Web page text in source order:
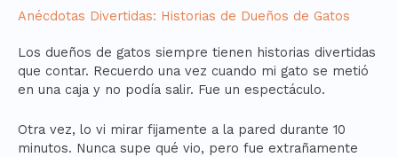
Anécdotas Divertidas: Historias de Dueños de Gatos
Los dueños de gatos siempre tienen historias divertidas
que contar. Recuerdo una vez cuando mi gato se metió
en una caja y no podía salir. Fue un espectáculo.
Otra vez, lo vi mirar fijamente a la pared durante 10
minutos. Nunca supe qué vio, pero fue extrañamente